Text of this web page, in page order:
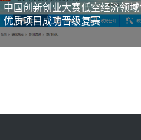
中国创新创业大赛低空经济领
优质项目成功晋级复赛